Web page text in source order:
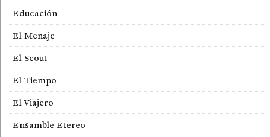
Educación
El Menaje
El Scout
El Tiempo
El Viajero
Ensamble Etereo